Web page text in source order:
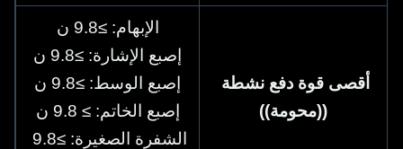
أقصى قوة دفع نشطة
((محومة))
الإبهام: ≥9.8 ن
إصبع الإشارة: ≥9.8 ن
إصبع الوسط: ≥9.8 ن
إصبع الخاتم: ≥ 9.8 ن
الشفرة الصغيرة: ≥9.8